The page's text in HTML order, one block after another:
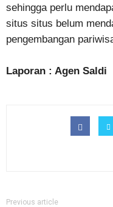
sehingga perlu
situs situs belum
pengembangan
Laporan : Agen Saldi
Previous article